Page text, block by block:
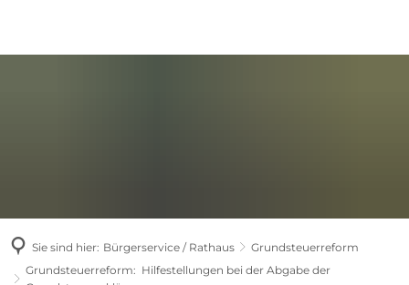
Sie sind hier: Bürgerservice / Rathaus
Grundsteuerreform
Grundsteuerreform: Hilfestellungen bei der Abgabe der